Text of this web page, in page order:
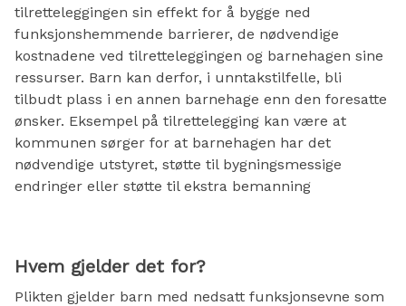
tilretteleggingen sin effekt for å bygge ned
funksjonshemmende barrierer, de nødvendige
kostnadene ved tilretteleggingen og barnehagen sine
ressurser. Barn kan derfor, i unntakstilfelle, bli
tilbudt plass i en annen barnehage enn den foresatte
ønsker. Eksempel på tilrettelegging kan være at
kommunen sørger for at barnehagen har det
nødvendige utstyret, støtte til bygningsmessige
endringer eller støtte til ekstra bemanning
Hvem gjelder det for?
Plikten gjelder barn med nedsatt funksjonsevne som